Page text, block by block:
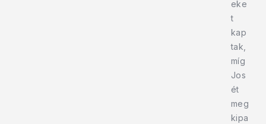
eke
t
kap
tak,
míg
Jos
ét
meg
kipa